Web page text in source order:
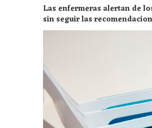
Las enfermeras alertan de
sin seguir las
peligros